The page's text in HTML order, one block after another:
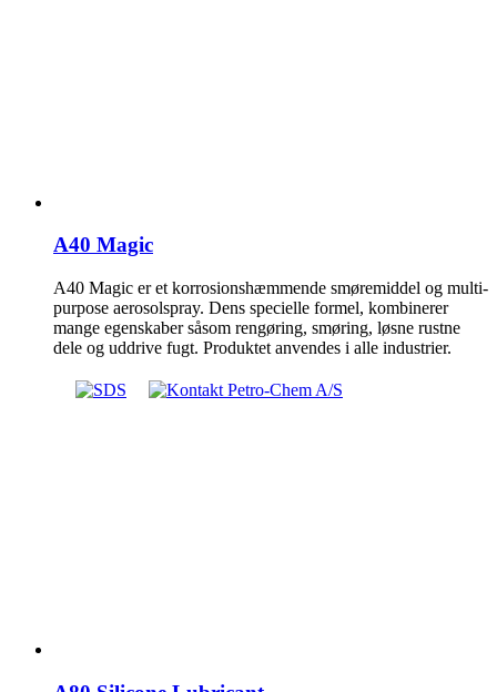
A40 Magic
A40 Magic er et korrosionshæmmende smøremiddel og multi-
purpose aerosolspray. Dens specielle formel, kombinerer
mange egenskaber såsom rengøring, smøring, løsne rustne
dele og uddrive fugt. Produktet anvendes i alle industrier.